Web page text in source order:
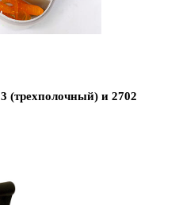
(трехполочный) и 2702